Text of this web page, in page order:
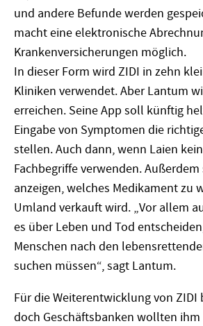
und andere Befunde werden
macht eine elektronische
Krankenversicherungen möglich.
In dieser Form wird ZIDI in zehn
Kliniken verwendet. Aber Lantum
erreichen. Seine App soll künftig
Eingabe von Symptomen die
stellen. Auch dann, wenn Laien
Fachbegriffe verwenden.
anzeigen, welches Medikament zu
Umland verkauft wird. „Vor allem
es über Leben und Tod
Menschen nach den
suchen müssen“, sagt Lantum.
Für die Weiterentwicklung von ZIDI
doch Geschäftsbanken wollten